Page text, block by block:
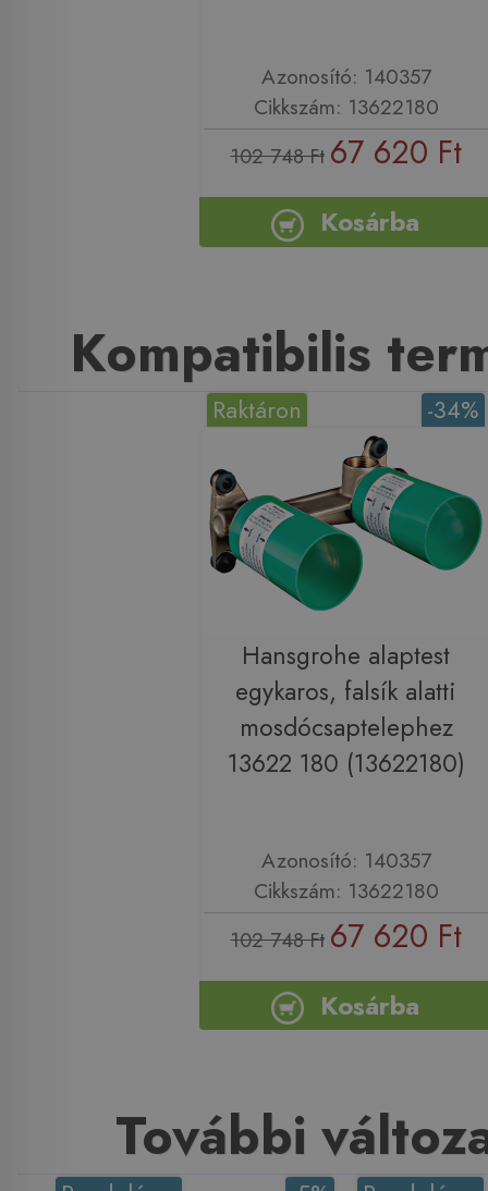
Azonosító: 140357
Cikkszám: 13622180
102 748 Ft 67 620 Ft
Kosárba
Kompatibilis
-34%
Raktáron
Hansgrohe alaptest
egykaros, falsík alatti
mosdócsaptelephez
13622 180 (13622180)
Azonosító: 140357
Cikkszám: 13622180
102 748 Ft 67 620 Ft
Kosárba
További